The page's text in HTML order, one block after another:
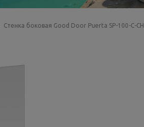
Стенка боковая Good Door Puerta SP-100-C-CH